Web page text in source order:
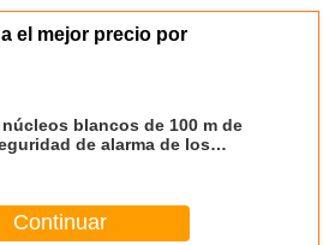
el mejor precio por
núcleos blancos de 100 m de
de alarma de los
Continuar